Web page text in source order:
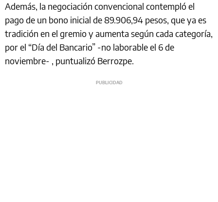
Además, la negociación convencional contempló el
pago de un bono inicial de 89.906,94 pesos, que ya es
tradición en el gremio y aumenta según cada categoría,
por el “Día del Bancario” -no laborable el 6 de
noviembre- , puntualizó Berrozpe.